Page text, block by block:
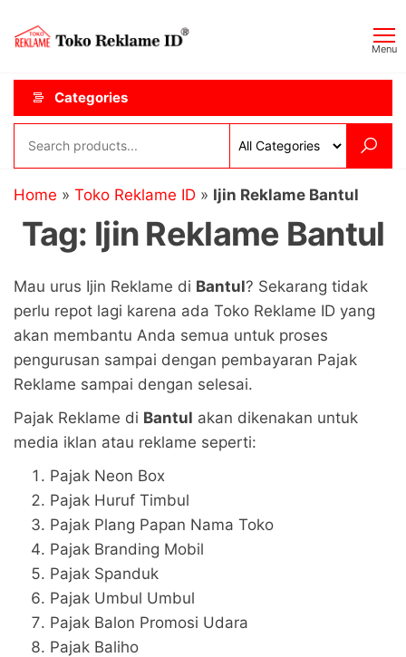
content
ID
Menu
Categories
Home » Toko Reklame ID » Ijin Reklame Bantul
Tag: Ijin Reklame Bantul
Mau urus Ijin Reklame di Bantul? Sekarang tidak
perlu repot lagi karena ada Toko Reklame ID yang
akan membantu Anda semua untuk proses
pengurusan sampai dengan pembayaran Pajak
Reklame sampai dengan selesai.
Pajak Reklame di Bantul akan dikenakan untuk
media iklan atau reklame seperti:
Pajak Neon Box
Pajak Huruf Timbul
Pajak Plang Papan Nama Toko
Pajak Branding Mobil
Pajak Spanduk
Pajak Umbul Umbul
Pajak Balon Promosi Udara
Pajak Baliho